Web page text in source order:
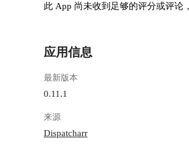
此 App 尚未收到足够的评分或评论
应用信息
最新版本
0.11.1
来源
Dispatcharr